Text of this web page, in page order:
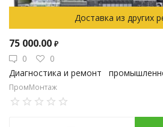
Доставка из других
75 000.00 ₽
0
0
Диагностика и ремонт
ПромМонтаж